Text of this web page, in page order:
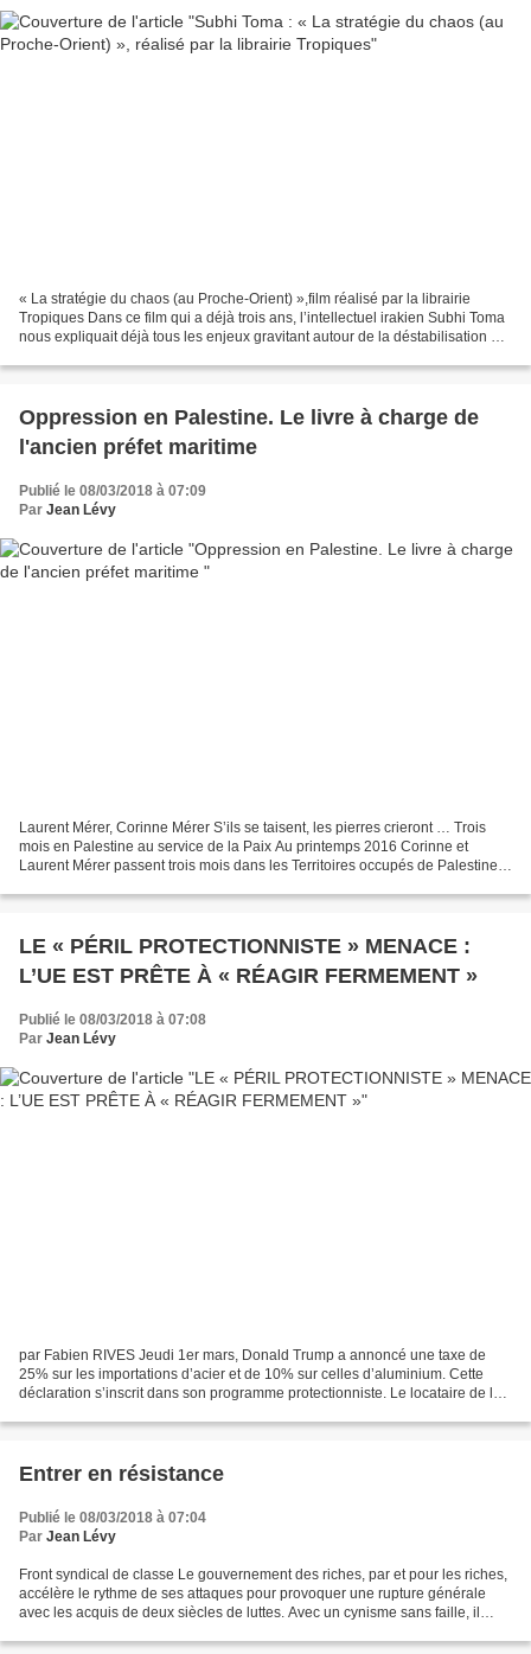
« La stratégie du chaos (au Proche-Orient) »,film réalisé par la librairie
Tropiques Dans ce film qui a déjà trois ans, l’intellectuel irakien Subhi Toma
nous expliquait déjà tous les enjeux gravitant autour de la déstabilisation de
Oppression en Palestine. Le livre à charge de
l'ancien préfet maritime
Publié le 08/03/2018 à 07:09
Par Jean Lévy
Laurent Mérer, Corinne Mérer S’ils se taisent, les pierres crieront … Trois
mois en Palestine au service de la Paix Au printemps 2016 Corinne et
Laurent Mérer passent trois mois dans les Territoires occupés de Palestine à
LE « PÉRIL PROTECTIONNISTE » MENACE :
L’UE EST PRÊTE À « RÉAGIR FERMEMENT »
Publié le 08/03/2018 à 07:08
Par Jean Lévy
par Fabien RIVES Jeudi 1er mars, Donald Trump a annoncé une taxe de
25% sur les importations d’acier et de 10% sur celles d’aluminium. Cette
déclaration s’inscrit dans son programme protectionniste. Le locataire de la
Entrer en résistance
Publié le 08/03/2018 à 07:04
Par Jean Lévy
Front syndical de classe Le gouvernement des riches, par et pour les riches,
accélère le rythme de ses attaques pour provoquer une rupture générale
avec les acquis de deux siècles de luttes. Avec un cynisme sans faille, il